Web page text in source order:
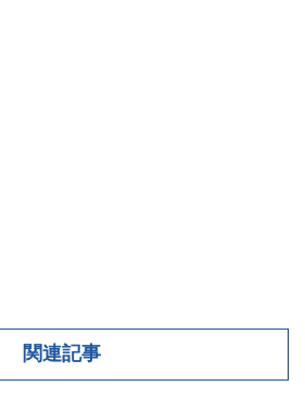
関連記事